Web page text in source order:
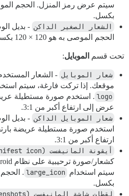
بكسل.
الشعار الصغير الداكن - بديل
الحجم الموصى به هو 120 × 120 بكسل.
تحت قسم الموبايل:
شعار الموبايل - الشعار
موقعك. إذا تركت فارغة، سيتم
logo
عرض إلى ارتفاع أكبر من 3:1.
شعار الموبايل الداكن - بديل
ارتفاع أكبر من 3:1.
أيقونة المانيفست (Manifest icon)
سيتم استخدام large_icon
بكسل.